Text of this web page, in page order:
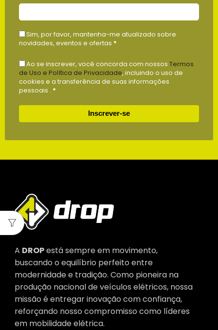
Sim, por favor, mantenha-me atualizado sobre
novidades, eventos e ofertas *
Ao se inscrever, você concorda com nossos Termos
de Uso e Política de Privacidade, incluindo o uso de
cookies e a transferência de suas informações
pessoais . *
Inscrever-se
A DROPestá sempre em movimento,
buscando o equilíbrio perfeito entre
modernidade e tradição. Como pioneira na
produção nacional de veículos elétricos, nossa
missão é entregar inovação com confiança,
reforçando nosso compromisso como líderes
em mobilidade elétrica.